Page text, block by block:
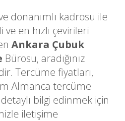
donanımlı kadrosu ile
en hızlı çevirileri
Ankara Çubuk
Bürosu, aradığınız
Tercüme fiyatları,
Almanca tercüme
bilgi edinmek için
iletişime